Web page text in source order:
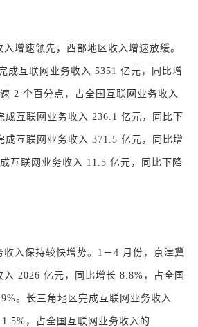
增速领先，西部地区收入增速放缓。
成互联网业务收入 5351 亿元，同比增
2 个百分点，占全国互联网业务收入
成互联网业务收入 236.1 亿元，同比下
成互联网业务收入 371.5 亿元，同比增
互联网业务收入 11.5 亿元，同比下降
收入保持较快增势。1－4 月份，京津冀
2026 亿元，同比增长 8.8%，占全国
。长三角地区完成互联网业务收入
，占全国互联网业务收入的